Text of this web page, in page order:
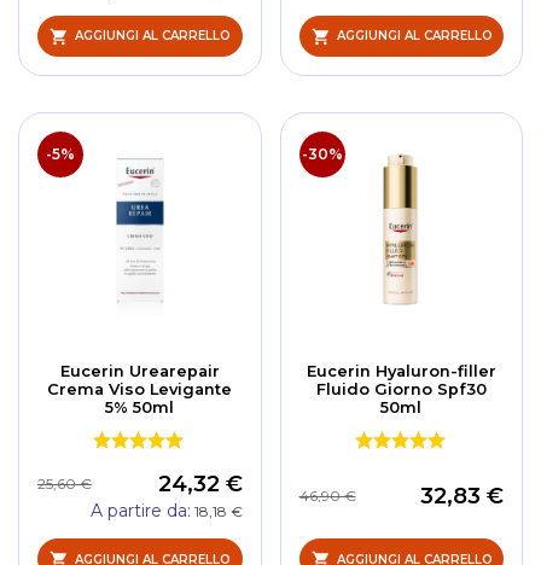
AGGIUNGI AL CARRELLO AGGIUNGI AL CARRELLO
-5%
Eucerin Urearepair
Crema Viso Levigante
5% 50ml
24,32 €
25,60 €
A partire da 18,18 €
AGGIUNGI AL CARRELLO
-30%
Eucerin Hyaluron-filler
Fluido Giorno Spf30
50ml
32,83 €
46,90 €
AGGIUNGI AL CARRELLO